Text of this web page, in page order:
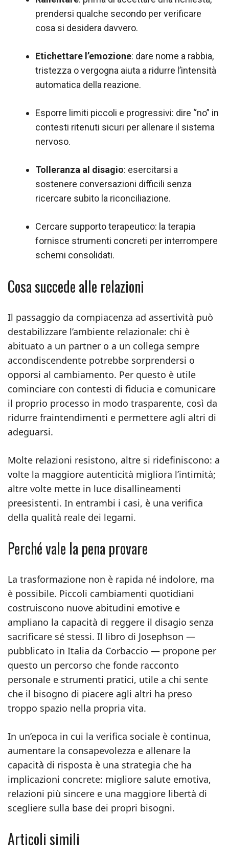
prendersi qualche secondo per verificare
cosa si desidera davvero.
Etichettare l’emozione: dare nome a rabbia,
tristezza o vergogna aiuta a ridurre l’intensità
automatica della reazione.
Esporre limiti piccoli e progressivi: dire “no” in
contesti ritenuti sicuri per allenare il sistema
nervoso.
Tolleranza al disagio: esercitarsi a
sostenere conversazioni difficili senza
ricercare subito la riconciliazione.
Cercare supporto terapeutico: la terapia
fornisce strumenti concreti per interrompere
schemi consolidati.
Cosa succede alle relazioni
Il passaggio da compiacenza ad assertività può
destabilizzare l’ambiente relazionale: chi è
abituato a un partner o a un collega sempre
accondiscendente potrebbe sorprendersi o
opporsi al cambiamento. Per questo è utile
cominciare con contesti di fiducia e comunicare
il proprio processo in modo trasparente, così da
ridurre fraintendimenti e permettere agli altri di
adeguarsi.
Molte relazioni resistono, altre si ridefiniscono: a
volte la maggiore autenticità migliora l’intimità;
altre volte mette in luce disallineamenti
preesistenti. In entrambi i casi, è una verifica
della qualità reale dei legami.
Perché vale la pena provare
La trasformazione non è rapida né indolore, ma
è possibile. Piccoli cambiamenti quotidiani
costruiscono nuove abitudini emotive e
ampliano la capacità di reggere il disagio senza
sacrificare sé stessi. Il libro di Josephson —
pubblicato in Italia da Corbaccio — propone per
questo un percorso che fonde racconto
personale e strumenti pratici, utile a chi sente
che il bisogno di piacere agli altri ha preso
troppo spazio nella propria vita.
In un’epoca in cui la verifica sociale è continua,
aumentare la consapevolezza e allenare la
capacità di risposta è una strategia che ha
implicazioni concrete: migliore salute emotiva,
relazioni più sincere e una maggiore libertà di
scegliere sulla base dei propri bisogni.
Articoli simili